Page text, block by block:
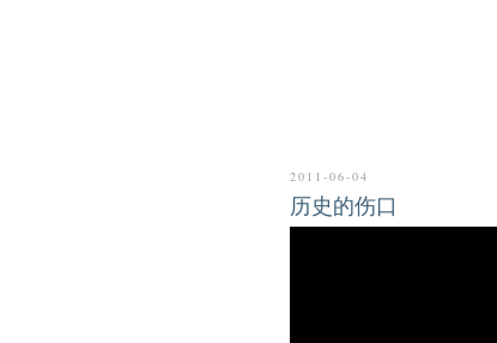
2011-06-04
历史的伤口